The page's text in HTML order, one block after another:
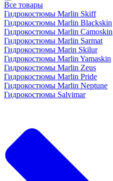
Все товары
Гидрокостюмы Marlin Skiff
Гидрокостюмы Marlin Blackskin
Гидрокостюмы Marlin Camoskin
Гидрокостюмы Marlin Sarmat
Гидрокостюмы Marin Skilur
Гидрокостюмы Marlin Yamaskin
Гидрокостюмы Marlin Zeus
Гидрокостюмы Marlin Pride
Гидрокостюмы Marlin Neptune
Гидрокостюмы Salvimar